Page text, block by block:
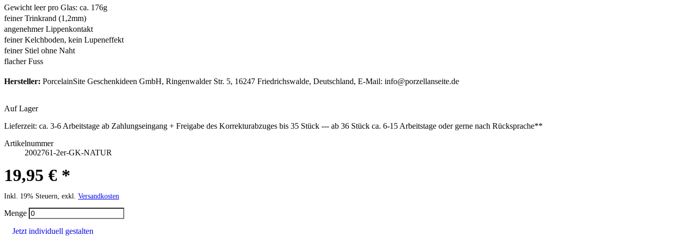
Gewicht leer pro Glas: ca. 176g
feiner Trinkrand (1,2mm)
angenehmer Lippenkontakt
feiner Kelchboden, kein Lupeneffekt
feiner Stiel ohne Naht
flacher Fuss
Hersteller: PorcelainSite Geschenkideen GmbH, Ringenwalder Str. 5, 16247 Friedrichswalde, Deutschland, E-Mail: info@porzellanseite.de
Auf Lager
Lieferzeit: ca. 3-6 Arbeitstage ab Zahlungseingang + Freigabe des Korrekturabzuges bis 35 Stück --- ab 36 Stück ca. 6-15 Arbeitstage oder gerne nach Rücksprache**
Artikelnummer
2002761-2er-GK-NATUR
19,95 € *
Inkl. 19% Steuern, exkl. Versandkosten
Menge
Jetzt individuell gestalten